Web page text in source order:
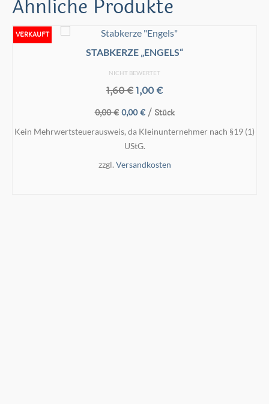
Ähnliche Produkte
VERKAUFT
STABKERZE „ENGELS“
NICHT BEWERTET
1,60€Ursprünglicher
Preis
war:
1,60 €
1,00€Aktueller
ist:
1,00 €.
0,00€ Ursprünglicher
Preis
war:
0,00€Aktueller
Preis
/ Stück
Kein Mehrwertsteuerausweis, da Kleinunternehmer nach §19 (1)
UStG.
zzgl. Versandkosten